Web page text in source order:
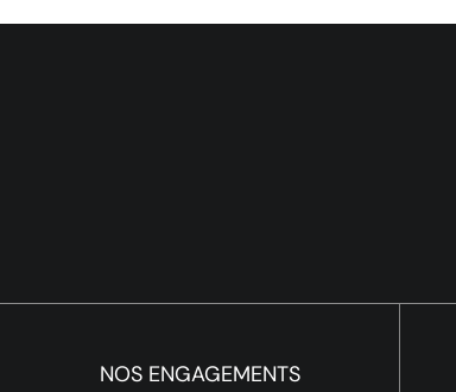
NOS ENGAGEMENTS